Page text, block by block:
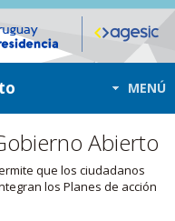
MENÚ
Abierto
que los ciudadanos
los Planes de acción